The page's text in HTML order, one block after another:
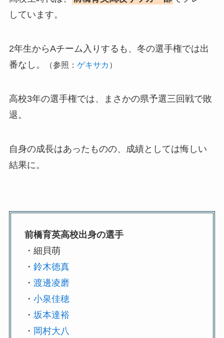
しています。
2年生からAチーム入りするも、冬の選手権では出
番なし。
（参照： ゲキサカ ）
高校3年の選手権では、まさかの県予選三回戦で敗
退。
自身の成長はあったものの、成績としては悔しい
結果に。
前橋育英高校出身の選手
・細貝萌
・ 鈴木徳真
・ 渡邊凌磨
・ 小泉佳穂
・ 坂本達裕
・ 岡村大八